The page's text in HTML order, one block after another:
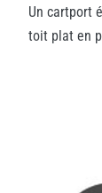
Un cartport
toit plat en